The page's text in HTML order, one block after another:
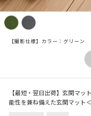
【撮影仕様】カラー：グリー
【最短・翌日出荷】玄関マッ
能性を兼ね備えた玄関マット